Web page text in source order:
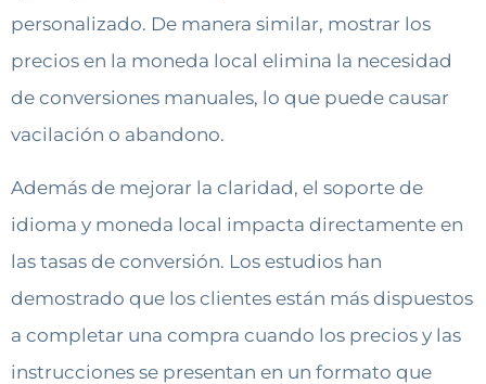
personalizado. De manera similar, mostrar los
precios en la moneda local elimina la necesidad
de conversiones manuales, lo que puede causar
vacilación o abandono.
Además de mejorar la claridad, el soporte de
idioma y moneda local impacta directamente en
las tasas de conversión. Los estudios han
demostrado que los clientes están más dispuestos
a completar una compra cuando los precios y las
instrucciones se presentan en un formato que